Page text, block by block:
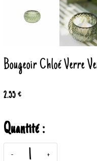
Bougeoir Chloé Verre
2.55 €
Quantité :
- +